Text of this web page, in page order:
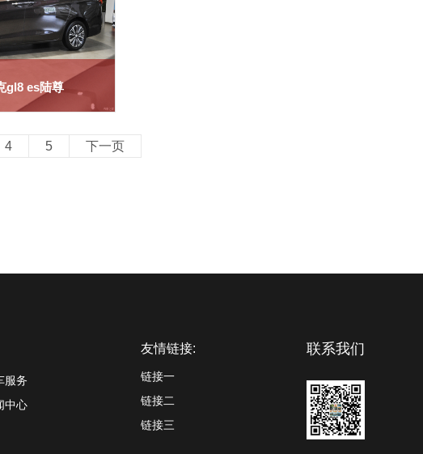
gl8 es陆尊
4 5 下一页
服务
中心
友情链接:
链接一
链接二
链接三
联系我们